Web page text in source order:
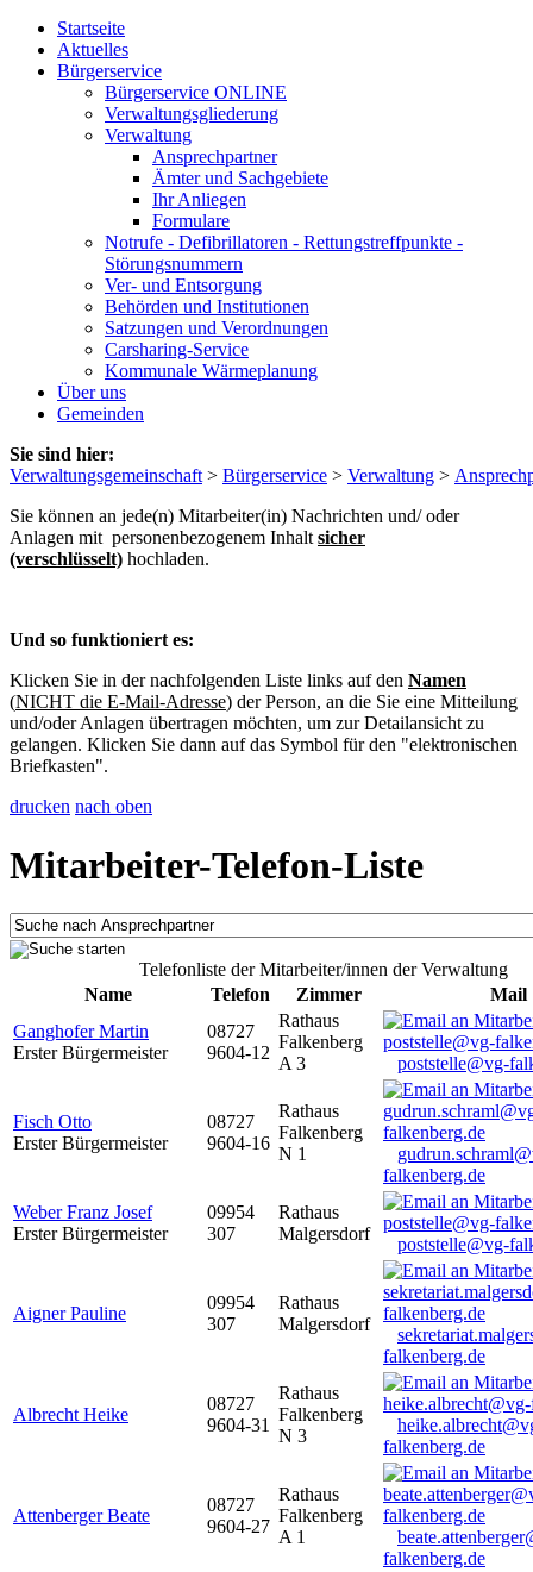
Startseite
Aktuelles
Bürgerservice
Bürgerservice ONLINE
Verwaltungsgliederung
Verwaltung
Ansprechpartner
Ämter und Sachgebiete
Ihr Anliegen
Formulare
Notrufe - Defibrillatoren - Rettungstreffpunkte -
Störungsnummern
Ver- und Entsorgung
Behörden und Institutionen
Satzungen und Verordnungen
Carsharing-Service
Kommunale Wärmeplanung
Über uns
Gemeinden
Sie sind hier:
Verwaltungsgemeinschaft > Bürgerservice > Verwaltung >
Sie können an jede(n) Mitarbeiter(in) Nachrichten und/ oder
Anlagen mit personenbezogenem Inhalt sicher
(verschlüsselt) hochladen.
Und so funktioniert es:
Klicken Sie in der nachfolgenden Liste links auf den Namen
(NICHT die E-Mail-Adresse) der Person, an die Sie eine Mitteilung
und/oder Anlagen übertragen möchten, um zur Detailansicht zu
gelangen. Klicken Sie dann auf das Symbol für den "elektronischen
Briefkasten".
drucken nach oben
Mitarbeiter-Telefon-Liste
Telefonliste der Mitarbeiter/innen der Verwaltung
Name
Telefon Zimmer
Mail
Ganghofer Martin
Erster Bürgermeister
08727
9604-12
Rathaus
Falkenberg
A 3
poststelle@vg-
Fisch Otto
Erster Bürgermeister
08727
9604-16
Rathaus
Falkenberg
N 1
falkenberg.de
Weber Franz Josef
Erster Bürgermeister
09954
307
Rathaus
Malgersdorf
poststelle@vg-
Aigner Pauline
09954
307
Rathaus
Malgersdorf
falkenberg.de
Albrecht Heike
08727
9604-31
Rathaus
Falkenberg
N 3
falkenberg.de
Attenberger Beate
08727
9604-27
Rathaus
Falkenberg
A 1
falkenberg.de